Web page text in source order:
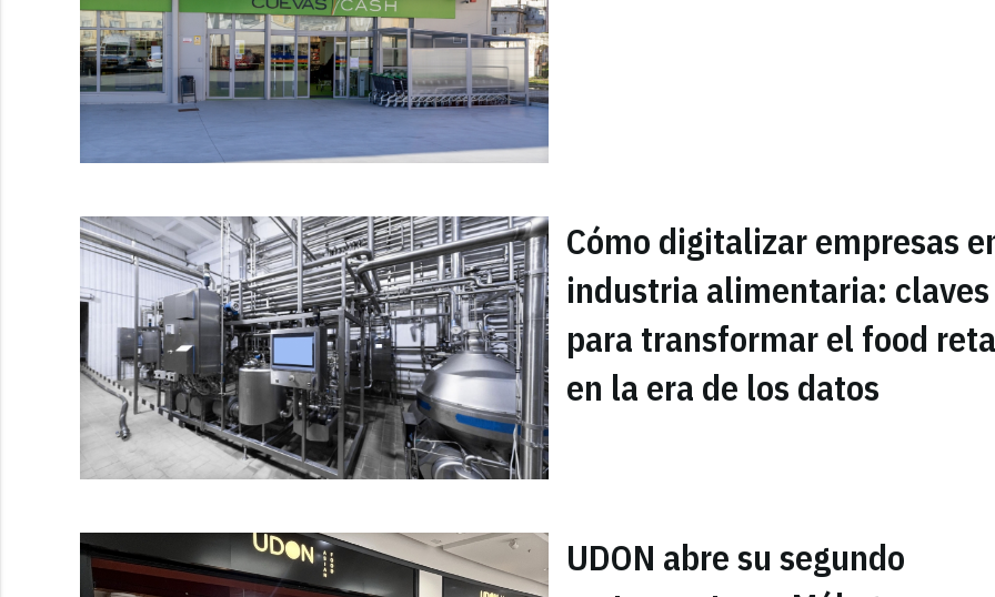
Cómo digitalizar empresas
industria alimentaria: claves
para transformar el food
en la era de los datos
UDON abre su segundo